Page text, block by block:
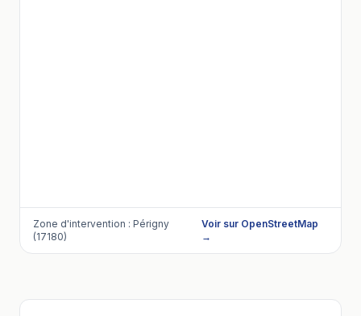
Zone d'intervention : Périgny
(17180)
Voir sur OpenStreetMap
→